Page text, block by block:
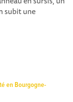
subit une
en Bourgogne-